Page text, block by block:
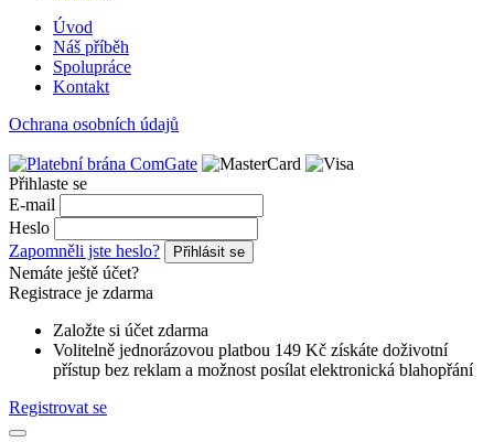
Úvod
Náš příběh
Spolupráce
Kontakt
Ochrana osobních údajů
Přihlaste se
E-mail
Heslo
Zapomněli jste heslo?
Přihlásit se
Nemáte ještě účet?
Registrace je zdarma
Založte si účet zdarma
Volitelně jednorázovou platbou 149 Kč získáte doživotní
přístup bez reklam a možnost posílat elektronická blahopřání
Registrovat se